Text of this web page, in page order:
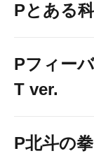
Pとある
Pフィー
T ver.
P北斗の